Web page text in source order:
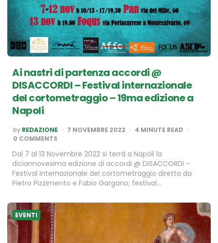
Ai nastri di partenza accordi @
DISACCORDI – Festival internazionale
del cortometraggio – 19ma edizione a
Napoli
POSTED
BY
by REDAZIONE 7 NOVEMBRE 2022 4 MINUTE READ
0 COMMENTS
Dal 7 al 13 Novembre 2022 si terrà a Napoli la
diciannovesima edizione di accordi @ DISACCORDI –
Festival internazionale del cortometraggio diretta da
Pietro Pizzimento e Fabio Gargano; festival…
EVENTI